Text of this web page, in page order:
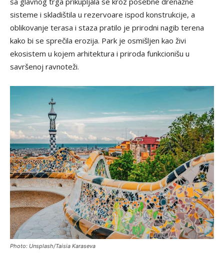
sisteme i skladištila u rezervoare ispod konstrukcije, a
oblikovanje terasa i staza pratilo je prirodni nagib terena
kako bi se sprečila erozija. Park je osmišljen kao živi
ekosistem u kojem arhitektura i priroda funkcionišu u
savršenoj ravnoteži.
Photo: Unsplash/Taisia Karaseva